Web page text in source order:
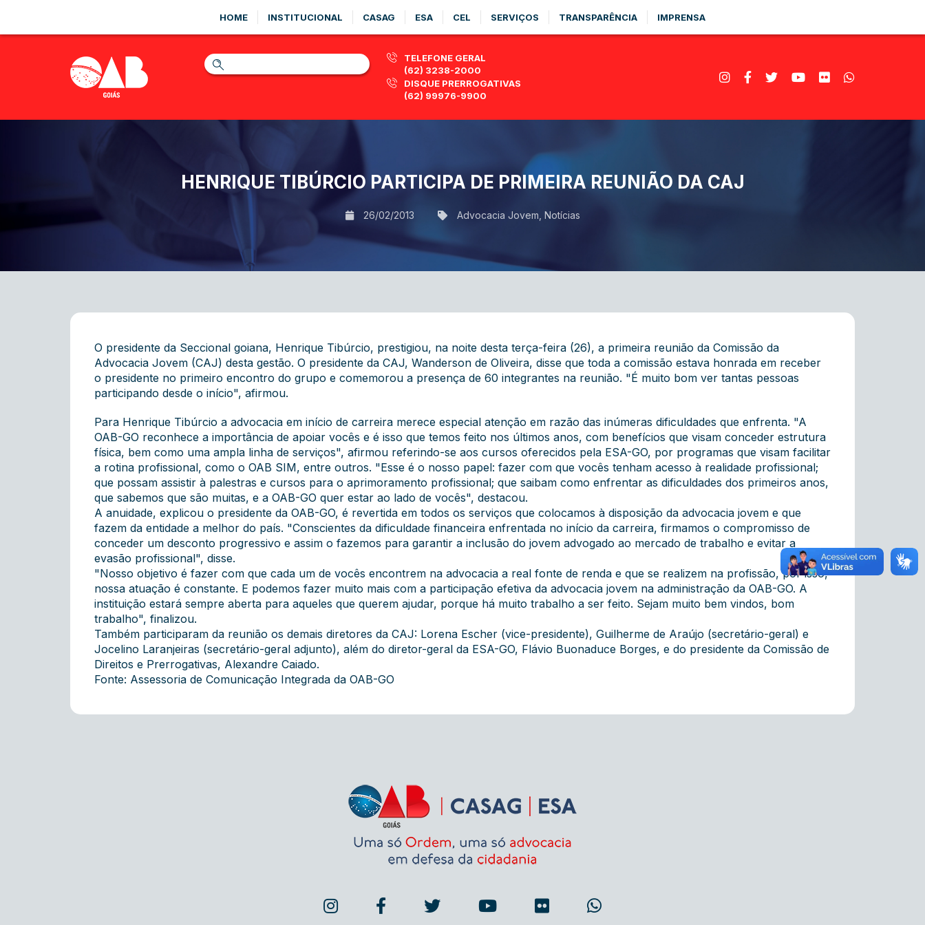
HOME INSTITUCIONAL CASAG ESA CEL SERVIÇOS TRANSPARÊNCIA IMPRENSA
TELEFONE GERAL
(62) 3238-2000
DISQUE PRERROGATIVAS
(62) 99976-9900
HENRIQUE TIBÚRCIO PARTICIPA DE PRIMEIRA REUNIÃO DA CAJ
26/02/2013 Advocacia Jovem Notícias
O presidente da Seccional goiana, Henrique Tibúrcio, prestigiou, na noite desta terça-feira (26), a primeira reunião da Comissão da
Advocacia Jovem (CAJ) desta gestão. O presidente da CAJ, Wanderson de Oliveira, disse que toda a comissão estava honrada em receber
o presidente no primeiro encontro do grupo e comemorou a presença de 60 integrantes na reunião. "É muito bom ver tantas pessoas
participando desde o início", afirmou.
Para Henrique Tibúrcio a advocacia em início de carreira merece especial atenção em razão das inúmeras dificuldades que enfrenta. "A
OAB-GO reconhece a importância de apoiar vocês e é isso que temos feito nos últimos anos, com benefícios que visam conceder estrutura
física, bem como uma ampla linha de serviços", afirmou referindo-se aos cursos oferecidos pela ESA-GO, por programas que visam facilitar
a rotina profissional, como o OAB SIM, entre outros. "Esse é o nosso papel: fazer com que vocês tenham acesso à realidade profissional;
que possam assistir à palestras e cursos para o aprimoramento profissional; que saibam como enfrentar as dificuldades dos primeiros anos,
que sabemos que são muitas, e a OAB-GO quer estar ao lado de vocês", destacou.
A anuidade, explicou o presidente da OAB-GO, é revertida em todos os serviços que colocamos à disposição da advocacia jovem e que
fazem da entidade a melhor do país. "Conscientes da dificuldade financeira enfrentada no início da carreira, firmamos o compromisso de
conceder um desconto progressivo e assim o fazemos para garantir a inclusão do jovem advogado ao mercado de trabalho e evitar a
evasão profissional", disse.
"Nosso objetivo é fazer com que cada um de vocês encontrem na advocacia a real fonte de renda e que se realizem na profissão, por isso,
nossa atuação é constante. E podemos fazer muito mais com a participação efetiva da advocacia jovem na administração da OAB-GO. A
instituição estará sempre aberta para aqueles que querem ajudar, porque há muito trabalho a ser feito. Sejam muito bem vindos, bom
trabalho", finalizou.
Também participaram da reunião os demais diretores da CAJ: Lorena Escher (vice-presidente), Guilherme de Araújo (secretário-geral) e
Jocelino Laranjeiras (secretário-geral adjunto), além do diretor-geral da ESA-GO, Flávio Buonaduce Borges, e do presidente da Comissão de
Direitos e Prerrogativas, Alexandre Caiado.
Fonte: Assessoria de Comunicação Integrada da OAB-GO